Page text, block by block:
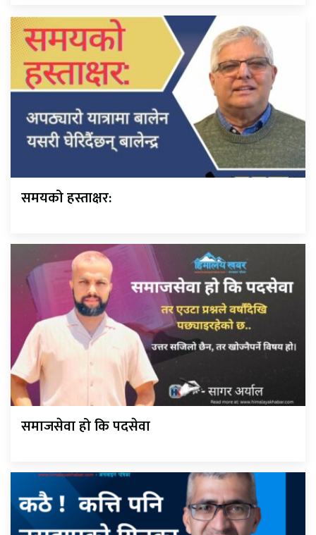
समयको हस्ताक्षर:
समाजसेवा हो कि पदसेवा